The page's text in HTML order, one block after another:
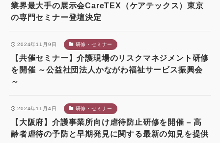
業界最大手の展示会CareTEX（ケアテックス）東京
の専門セミナー登壇決定
2024年11月9日 研修・セミナー
【共催セミナー】介護現場のリスクマネジメント研修
を開催 ～公益社団法人かながわ福祉サービス振興会
～
2024年11月4日 研修・セミナー
【大阪府】介護事業所向け虐待防止研修を開催 – 高
齢者虐待の予防と早期発見に関する最新の知見を提供